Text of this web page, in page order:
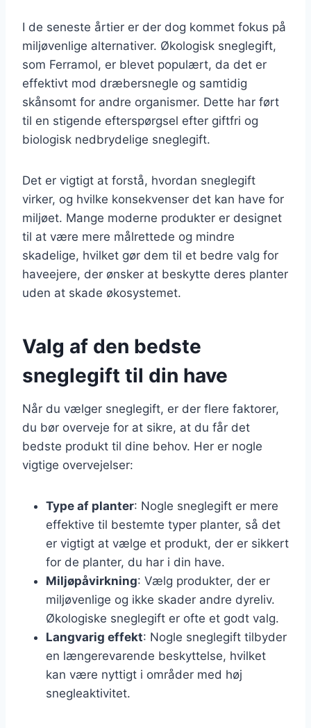
I de seneste årtier er der dog kommet fokus på
miljøvenlige alternativer. Økologisk sneglegift,
som Ferramol, er blevet populært, da det er
effektivt mod dræbersnegle og samtidig
skånsomt for andre organismer. Dette har ført
til en stigende efterspørgsel efter giftfri og
biologisk nedbrydelige sneglegift.
Det er vigtigt at forstå, hvordan sneglegift
virker, og hvilke konsekvenser det kan have for
miljøet. Mange moderne produkter er designet
til at være mere målrettede og mindre
skadelige, hvilket gør dem til et bedre valg for
haveejere, der ønsker at beskytte deres planter
uden at skade økosystemet.
Valg af den bedste
sneglegift til din have
Når du vælger sneglegift, er der flere faktorer,
du bør overveje for at sikre, at du får det
bedste produkt til dine behov. Her er nogle
vigtige overvejelser:
Type af planter: Nogle sneglegift er mere
effektive til bestemte typer planter, så det
er vigtigt at vælge et produkt, der er sikkert
for de planter, du har i din have.
Miljøpåvirkning: Vælg produkter, der er
miljøvenlige og ikke skader andre dyreliv.
Økologiske sneglegift er ofte et godt valg.
Langvarig effekt: Nogle sneglegift tilbyder
en længerevarende beskyttelse, hvilket
kan være nyttigt i områder med høj
snegleaktivitet.